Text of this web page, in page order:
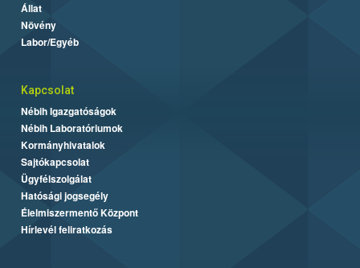
Állat
Növény
Labor/Egyéb
Kapcsolat
Nébih Igazgatóságok
Nébih Laboratóriumok
Kormányhivatalok
Sajtókapcsolat
Ügyfélszolgálat
Hatósági jogsegély
Élelmiszermentő Központ
Hírlevél feliratkozás